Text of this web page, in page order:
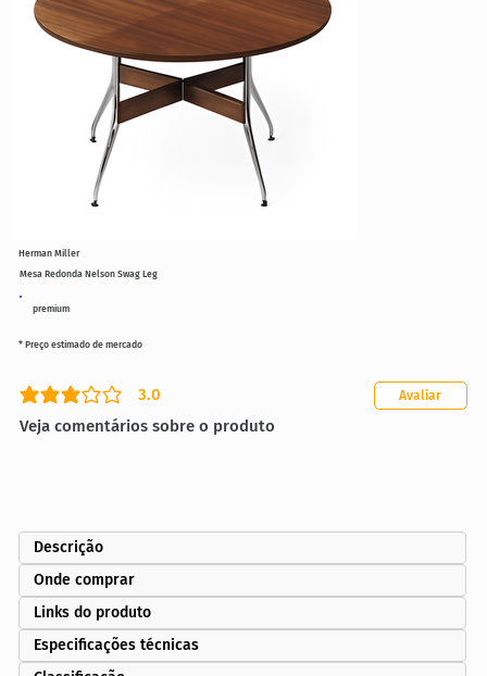
premium
Mesa Redonda Nelson Swag Leg
3.0
classificação média é 3 de 5
Veja comentários sobre o produto
Avaliar
* Preço estimado de mercado
Herman Miller
Descrição
Onde comprar
Links do produto
Especificações técnicas